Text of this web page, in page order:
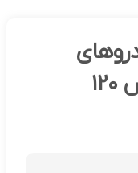
هایما در ۳۱ خرداد؛ جهش ۱۲۰